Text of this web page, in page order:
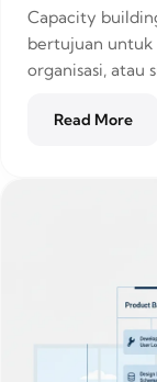
Capacity
bertujuan untuk
organisasi, atau
Read More